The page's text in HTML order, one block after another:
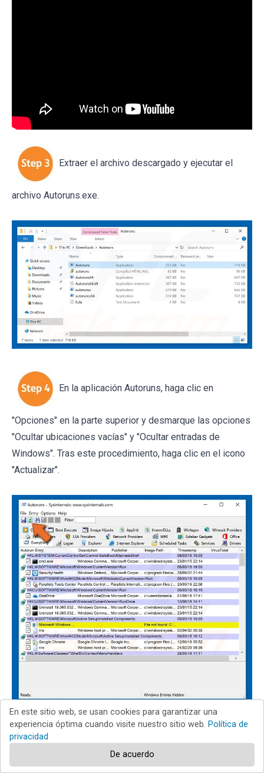
Extraer el archivo descargado y ejecutar el
archivo Autoruns.exe.
En la aplicación Autoruns, haga clic en
"Opciones" en la parte superior y desmarque las opciones
"Ocultar ubicaciones vacías" y "Ocultar entradas de
Windows". Tras este procedimiento, haga clic en el icono
"Actualizar".
Revisar la lista proporcionada por la aplicación
En este sitio web, se usan cookies para garantizar una
experiencia óptima cuando visite nuestro sitio web. Política de
privacidad
De acuerdo